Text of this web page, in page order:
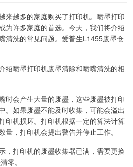
来越多的家庭购买了打印机。喷墨打印
为许多家庭的首选。今天，我们将介绍
清洗的常见问题。爱普生L1455废墨仓
绍喷墨打印机废墨清除和喷嘴清洗的相
时会产生大量的废墨，这些废墨被打印
。如果废墨不能及时收集，可能会溢出
印机损坏。打印机根据一定的算法计算
量，打印机会提出警告并停止工作。
，打印机的废墨收集器已满，需要更换
零。